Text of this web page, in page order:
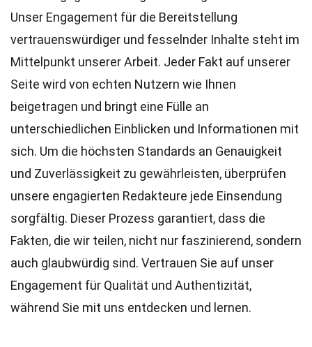
Unser Engagement für die Bereitstellung
vertrauenswürdiger und fesselnder Inhalte steht im
Mittelpunkt unserer Arbeit. Jeder Fakt auf unserer
Seite wird von echten Nutzern wie Ihnen
beigetragen und bringt eine Fülle an
unterschiedlichen Einblicken und Informationen mit
sich. Um die höchsten Standards an Genauigkeit
und Zuverlässigkeit zu gewährleisten, überprüfen
unsere engagierten Redakteure jede Einsendung
sorgfältig. Dieser Prozess garantiert, dass die
Fakten, die wir teilen, nicht nur faszinierend, sondern
auch glaubwürdig sind. Vertrauen Sie auf unser
Engagement für Qualität und Authentizität,
während Sie mit uns entdecken und lernen.